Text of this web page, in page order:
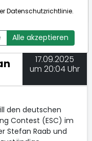
17.09.2025
um 20:04 Uhr
den deutschen
Contest (ESC) im
Stefan Raab und
Datenschutzrichtlinie.
Alle akzeptieren